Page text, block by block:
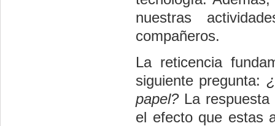
nuestras
compañeros.
La reticencia
siguiente pregunta:
papel?La respuesta
el efecto que estas